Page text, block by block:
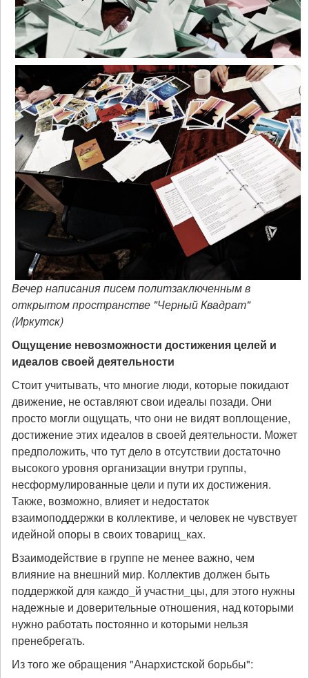
Вечер написания писем политзаключенным в
открытом пространстве "Черный Квадрат"
(Иркутск)
Ощущение невозможности достижения целей и
идеалов своей деятельности
Стоит учитывать, что многие люди, которые покидают
движение, не оставляют свои идеалы позади. Они
просто могли ощущать, что они не видят воплощение,
достижение этих идеалов в своей деятельности. Может
предположить, что тут дело в отсутствии достаточно
высокого уровня организации внутри группы,
несформулированные цели и пути их достижения.
Также, возможно, влияет и недостаток
взаимоподдержки в коллективе, и человек не чувствует
идейной опоры в своих товарищ_ках.
Взаимодействие в группе не менее важно, чем
влияние на внешний мир. Коллектив должен быть
поддержкой для каждо_й участни_цы, для этого нужны
надежные и доверительные отношения, над которыми
нужно работать постоянно и которыми нельзя
пренебрегать.
Из того же обращения "Анархистской борьбы":